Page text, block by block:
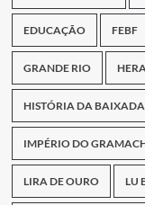
EDUCAÇÃO FEBF
GRANDE RIO
HISTÓRIA DA BAIXADA
IMPÉRIO DO
LIRA DE OURO LU